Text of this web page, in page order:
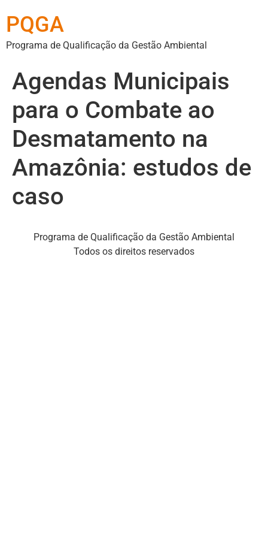
PQGA
Programa de Qualificação da Gestão Ambiental
Agendas Municipais
para o Combate ao
Desmatamento na
Amazônia: estudos de
caso
Programa de Qualificação da Gestão Ambiental
Todos os direitos reservados